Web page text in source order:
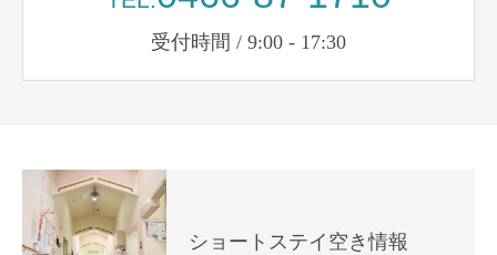
受付時間 / 9:00 - 17:30
ショートステイ空き情報